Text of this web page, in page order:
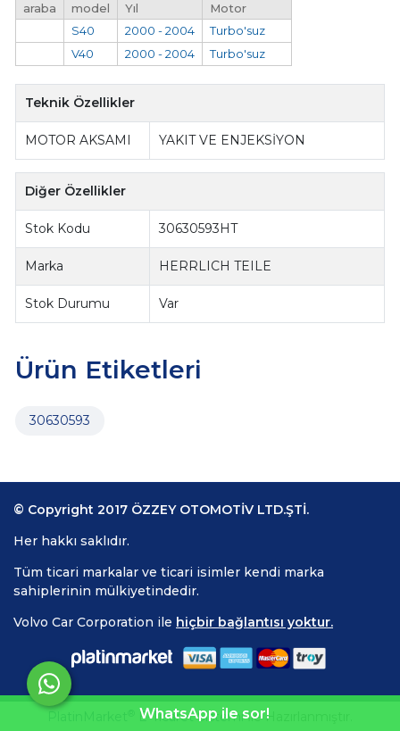
araba model Yıl
Motor
S40
2000 - 2004
Turbo'suz
V40
2000 - 2004 Turbo'suz
Teknik Özellikler
MOTOR AKSAMI YAKIT VE ENJEKSİYON
Diğer Özellikler
Stok Kodu 30630593HT
Marka HERRLICH TEILE
Stok Durumu Var
Ürün Etiketleri
30630593
© Copyright 2017 ÖZZEY OTOMOTİV LTD.ŞTİ.
Her hakkı saklıdır.
Tüm ticari markalar ve ticari isimler kendi marka
sahiplerinin mülkiyetindedir.
Volvo Car Corporation ile hiçbir bağlantısı yoktur.
E-Ticaret Sistemiİle Hazırlanmıştır.
WhatsApp ile sor!